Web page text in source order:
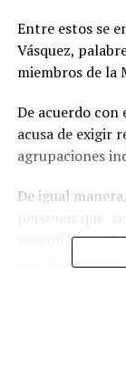
Entre estos se
Vásquez,
miembros de la
De acuerdo
acusa de exigir
agrupaciones
De igual
personas que
viviendas
energía y agua.